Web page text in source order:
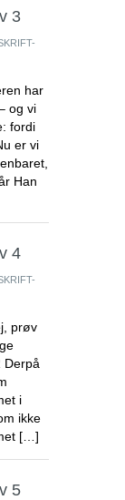
3
har
og vi
fordi
er vi
Han
4
prøv
Derpå
i
ikke
[…]
5